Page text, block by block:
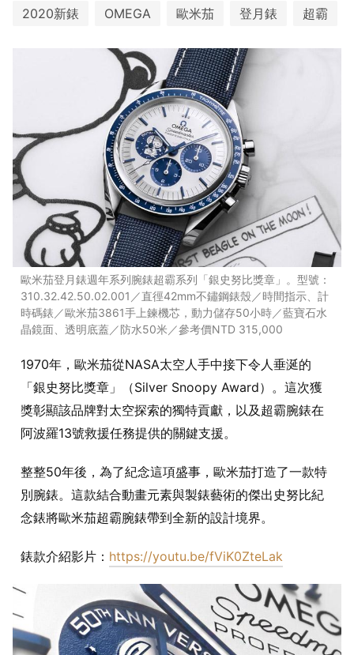
2020新錶 OMEGA 歐米茄 登月錶 超霸
歐米茄登月錶週年系列腕錶超霸系列「銀史努比獎章」。型號：
310.32.42.50.02.001／直徑42mm不鏽鋼錶殼／時間指示、計
時碼錶／歐米茄3861手上鍊機芯，動力儲存50小時／藍寶石水
晶鏡面、透明底蓋／防水50米／參考價NTD 315,000
1970年，歐米茄從NASA太空人手中接下令人垂涎的
「銀史努比獎章」（Silver Snoopy Award）。這次獲
獎彰顯該品牌對太空探索的獨特貢獻，以及超霸腕錶在
阿波羅13號救援任務提供的關鍵支援。
整整50年後，為了紀念這項盛事，歐米茄打造了一款特
別腕錶。這款結合動畫元素與製錶藝術的傑出史努比紀
念錶將歐米茄超霸腕錶帶到全新的設計境界。
錶款介紹影片： https://youtu.be/fViK0ZteLak